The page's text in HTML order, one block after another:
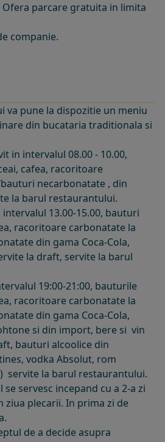
Ofera parcare gratuita in limita
companie.
va pune la dispozitie un meniu
din bucataria traditionala si
in intervalul 08.00 - 10.00,
cafea, racoritoare
necarbonatate , din
la barul restaurantului.
13.00-15.00, bauturi
racoritoare carbonatate la
din gama Coca-Cola,
la draft, servite la barul
19:00-21:00, bauturile
racoritoare carbonatate la
din gama Coca-Cola,
si din import, bere si vin
bauturi alcoolice din
vodka Absolut, rom
servite la barul restaurantului.
servesc incepand cu a 2-a zi
ziua plecarii. In prima zi de
de a decide asupra